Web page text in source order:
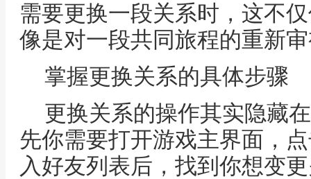
需要更换一段关系时，这不
像是对一段共同旅程的重新
掌握更换关系的具体步骤
更换关系的操作其实隐藏
先你需要打开游戏主界面，
入好友列表后，找到你想变